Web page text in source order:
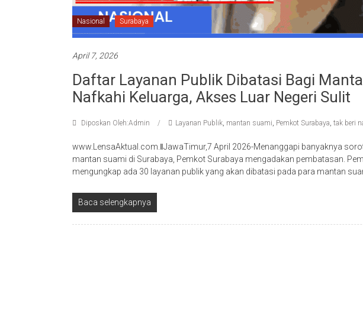
Nasional Surabaya
April 7, 2026
Daftar Layanan Publik Dibatasi Bagi
Nafkahi Keluarga, Akses Luar Negeri Sulit
Diposkan Oleh:Admin Layanan Publik, mantan suami, Pemkot Surabaya, tak beri
www.LensaAktual.com.ǁJawaTimur,7 April 2026-Menanggapi banyaknya
mantan suami di Surabaya, Pemkot Surabaya mengadakan pembatasan.
mengungkap ada 30 layanan publik yang akan dibatasi pada para mantan
Baca selengkapnya